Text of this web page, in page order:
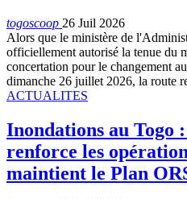
togoscoop 26 Juil 2026
Alors que le ministère de
officiellement autorisé la tenue du
concertation pour le changement
dimanche 26 juillet 2026, la route
ACTUALITES
Inondations au Togo
renforce les
maintient le Plan